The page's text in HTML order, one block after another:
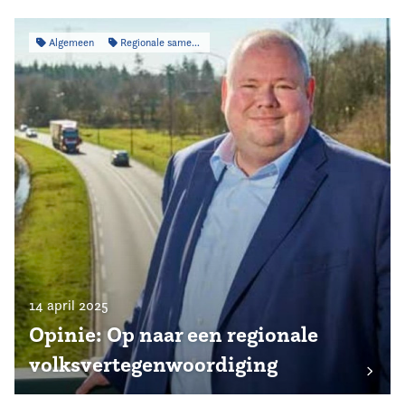
Algemeen Regionale samenwerking
14 april 2025
Opinie: Op naar een regionale
volksvertegenwoordiging